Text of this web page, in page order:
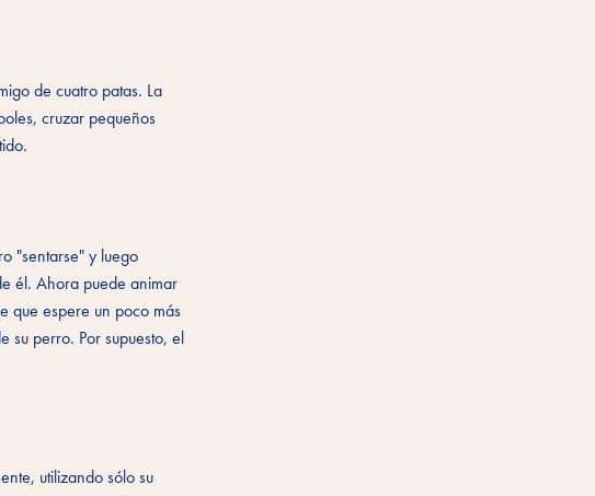
de cuatro patas. La
cruzar pequeños
"sentarse" y luego
él. Ahora puede animar
que espere un poco más
su perro. Por supuesto, el
utilizando sólo su